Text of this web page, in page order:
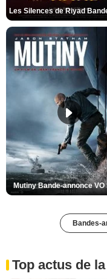
Mutiny Bande-annonce VO
Bandes-
Top actus de